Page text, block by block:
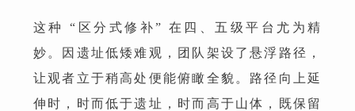
这种 “区分式修补” 在四、五级平台尤为精
妙。因遗址低矮难观，团队架设了悬浮路径，
让观者立于稍高处便能俯瞰全貌。路径向上延
伸时，时而低于遗址，时而高于山体，既保留